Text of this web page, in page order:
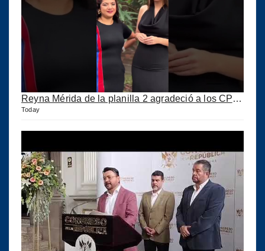
Reyna Mérida de la planilla 2 agradeció a los CPA por su confianza
Today